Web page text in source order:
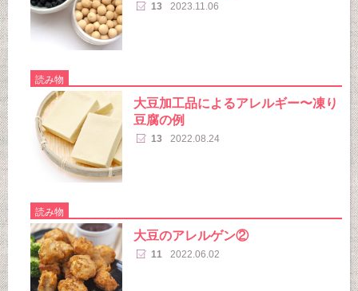
13 2023.11.06
読み物
大豆加工品によるアレルギー〜凍り
豆腐の例
13 2022.08.24
読み物
大豆のアレルゲン②
11 2022.06.02